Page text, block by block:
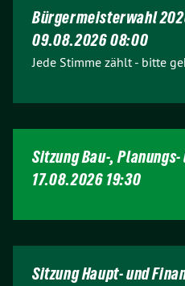
Bürgermeisterwahl
09.08.2026 08:00
Jede Stimme zählt - bitte
Sitzung Bau-,
17.08.2026 19:30
Sitzung Haupt- und